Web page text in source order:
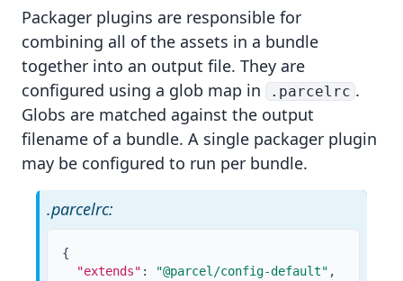
Packager plugins are responsible for
combining all of the assets in a bundle
together into an output file. They are
configured using a glob map in .parcelrc .
Globs are matched against the output
filename of a bundle. A single packager plugin
may be configured to run per bundle.
.parcelrc:
{
"extends" : "@parcel/config-default" ,